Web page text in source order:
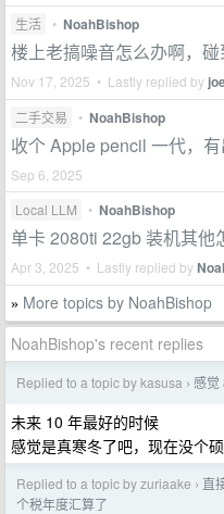
生活 • NoahBishop
楼上老搞噪音怎么办啊，
Nov 17, 2025 • Lastly replied by
二手交易 • NoahBishop
收个 Apple pencil 一代，
Sep 6, 2025
Local LLM
• NoahBishop
单卡 2080ti 22gb 装机其他
Apr 3, 2025 • Lastly replied by
» More topics by NoahBishop
NoahBishop's recent replies
Replied to a topic by kasusa › 感觉
未来 10 年最好的时候
感觉是真寒冬了吧，现在没个
Replied to a topic by zuriaake › 直
个税年度汇算了